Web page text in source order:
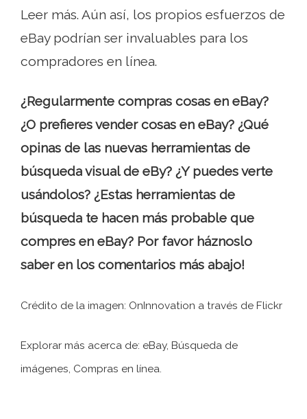
Leer más. Aún así, los propios esfuerzos de
eBay podrían ser invaluables para los
compradores en línea.
¿Regularmente compras cosas en eBay?
¿O prefieres vender cosas en eBay? ¿Qué
opinas de las nuevas herramientas de
búsqueda visual de eBy? ¿Y puedes verte
usándolos? ¿Estas herramientas de
búsqueda te hacen más probable que
compres en eBay? Por favor háznoslo
saber en los comentarios más abajo!
Crédito de la imagen: OnInnovation a través de Flickr
Explorar más acerca de: eBay, Búsqueda de
imágenes, Compras en línea.